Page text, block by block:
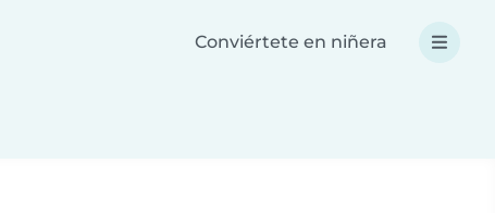
Conviértete en niñera